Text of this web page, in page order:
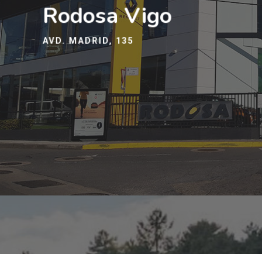
Rodosa Vigo
AVD. MADRID, 135